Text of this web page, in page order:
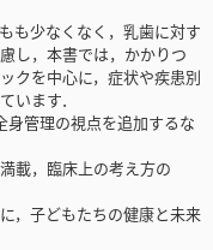
も少なくなく，乳歯に対す
し，本書では，かかりつ
クを中心に，症状や疾患別
います．
管理の視点を追加するな
載，臨床上の考え方の
，子どもたちの健康と未来